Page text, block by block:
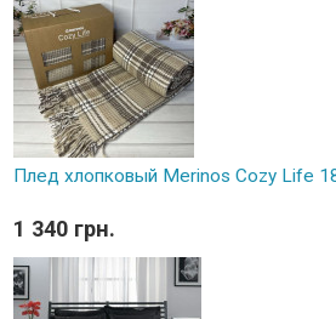
Плед хлопковый Merinos Cozy Life
1 340 грн.